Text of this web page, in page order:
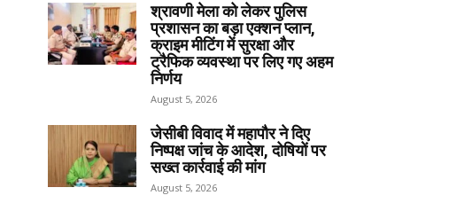
श्रावणी मेला को लेकर पुलिस
प्रशासन का बड़ा एक्शन प्लान,
क्राइम मीटिंग में सुरक्षा और
ट्रैफिक व्यवस्था पर लिए गए अहम
निर्णय
August 5, 2026
जेसीबी विवाद में महापौर ने दिए
निष्पक्ष जांच के आदेश, दोषियों पर
सख्त कार्रवाई की मांग
August 5, 2026